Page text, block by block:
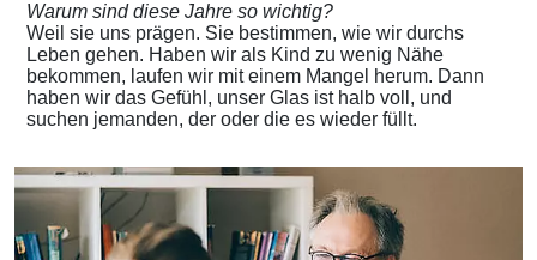
Warum sind diese Jahre so wichtig?
Weil sie uns prägen. Sie bestimmen, wie wir durchs
Leben gehen. Haben wir als Kind zu wenig Nähe
bekommen, laufen wir mit einem Mangel herum. Dann
haben wir das Gefühl, unser Glas ist halb voll, und
suchen jemanden, der oder die es wieder füllt.